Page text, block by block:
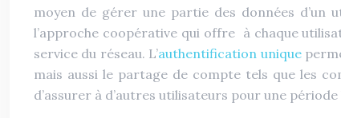
moyen de gérer une partie des données d’un
l’approche coopérative qui offre à chaque
service du réseau. L’authentification unique
mais aussi le partage de compte tels que les
d’assurer à d’autres utilisateurs pour une